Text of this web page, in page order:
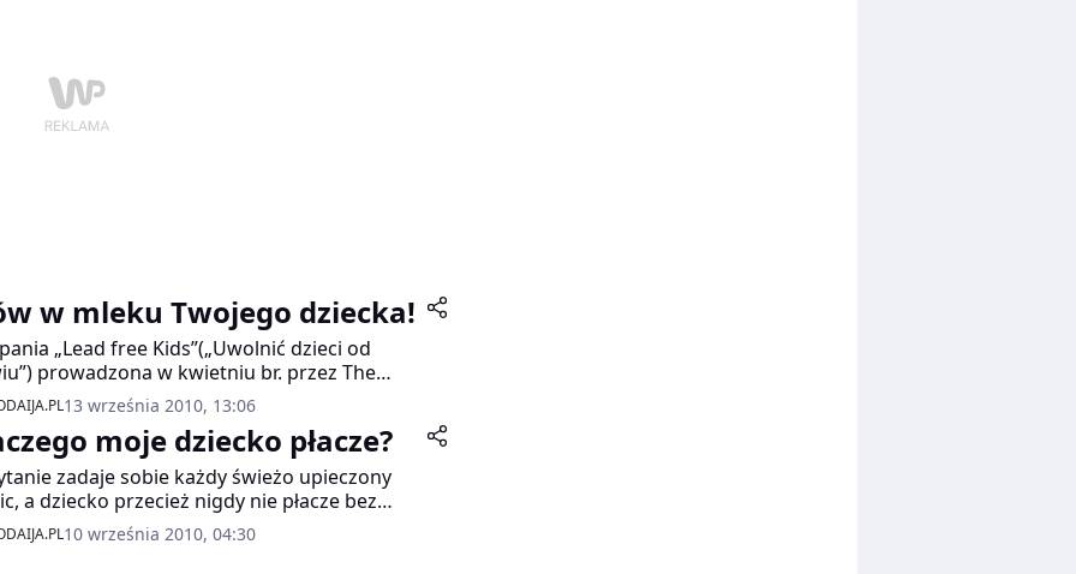
w mleku Twojego dziecka!
„Lead free Kids”(„Uwolnić dzieci od
prowadzona w kwietniu br. przez The
to End Childhood Lead Poisoning
na rzecz Obrony Dzieci Przed Zatruciami
wraz z Agencją Ochrony Środowiska
Departamentem Mieszkalnictwa i Rozwoju
USA miała uświadomić rodzicom, jak wielkie
czyha na ich dzieci w ich własnych
zwłaszcza jeśli były one wybudowane
13 września 2010, 13:06
moje dziecko płacze?
zadaje sobie każdy świeżo upieczony
a dziecko przecież nigdy nie płacze bez
Jakie są, zatem najczęstsze przyczyny
u niemowląt?Płacz = językW pierwszych
10 września 2010, 04:30